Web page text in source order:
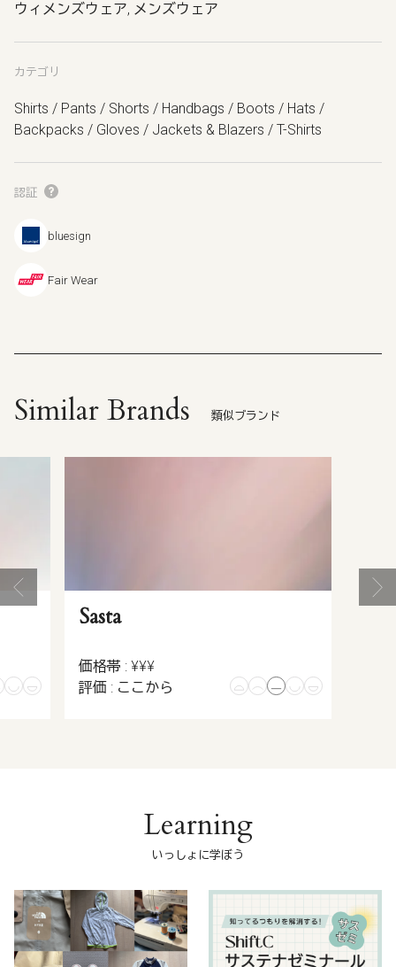
ウィメンズウェア, メンズウェア
カテゴリ
Shirts / Pants / Shorts / Handbags / Boots / Hats /
Backpacks / Gloves / Jackets & Blazers / T-Shirts
認証
bluesign
Fair Wear
Similar Brands 類似ブランド
Sasta
価格帯 : ¥¥¥
評価 : ここから
Learning
いっしょに学ぼう